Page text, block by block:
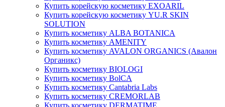
Купить корейскую косметику EXOARIL
Купить корейскую косметику YU.R SKIN
SOLUTION
Купить косметику ALBA BOTANICA
Купить косметику AMENITY
Купить косметику AVALON ORGANICS (Авалон
Органикс)
Купить косметику BIOLOGI
Купить косметику BolCA
Купить косметику Cantabria Labs
Купить косметику CREMORLAB
Купить косметику DERMATIME